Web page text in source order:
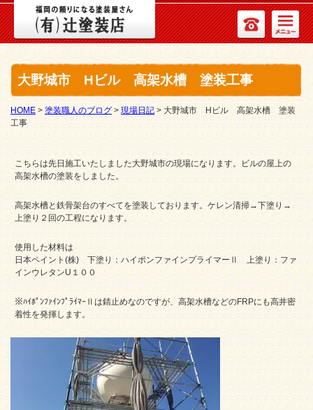
大野城市 Hビル 高架水槽 塗装工事
HOME > 塗装職人のブログ > 現場日記 > 大野城市 Hビル 高架水槽 塗装
工事
こちらは先日施工いたしました大野城市の現場になります。ビルの屋上の
高架水槽の塗装をしました。
高架水槽と鉄骨架台のすべてを塗装しております。ケレン清掃→下塗り→
上塗り２回の工程になります。
使用した材料は
日本ペイント(株) 下塗り：ハイポンファインプライマーⅡ 上塗り：ファ
インウレタンU１００
※ﾊｲﾎﾟﾝﾌｧｲﾝﾌﾟﾗｲﾏｰⅡは錆止めなのですが、高架水槽などのFRPにも高井密
着性を発揮します。